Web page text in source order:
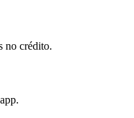
no crédito.